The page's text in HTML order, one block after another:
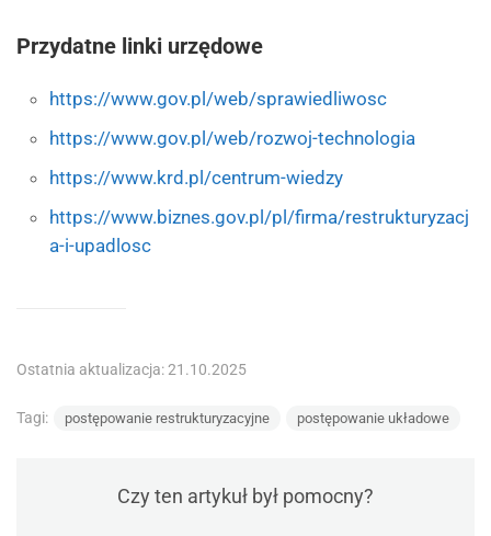
Przydatne linki urzędowe
https://www.gov.pl/web/sprawiedliwosc
https://www.gov.pl/web/rozwoj-technologia
https://www.krd.pl/centrum-wiedzy
https://www.biznes.gov.pl/pl/firma/restrukturyzacj
a-i-upadlosc
Ostatnia aktualizacja: 21.10.2025
Tagi: postępowanie restrukturyzacyjne postępowanie układowe
Czy ten artykuł był pomocny?